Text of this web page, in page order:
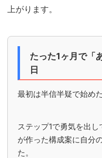
上がります。
たった1ヶ月で「
日
最初は半信半疑で始め
ステップ1で勇気を出
が作った構成案に自分
た。